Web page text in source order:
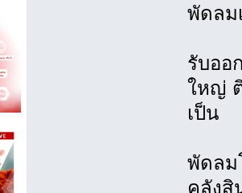
พัดลม
รับออ
ใหญ่
เป็น
พัดลม
คลังสิ